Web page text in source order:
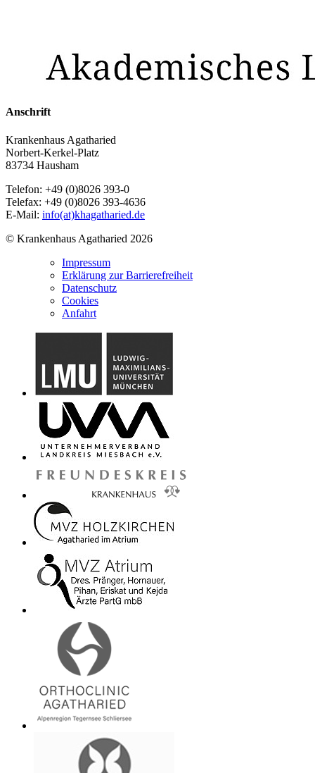
Anschrift
Krankenhaus Agatharied
Norbert-Kerkel-Platz
83734 Hausham
Telefon: +49 (0)8026 393-0
Telefax: +49 (0)8026 393-4636
E-Mail: info(at)khagatharied.de
© Krankenhaus Agatharied 2026
Impressum
Erklärung zur Barrierefreiheit
Datenschutz
Cookies
Anfahrt